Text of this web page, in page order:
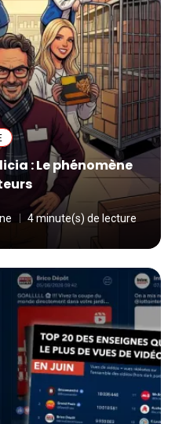
: Le phénomène
4 minute(s) de lecture